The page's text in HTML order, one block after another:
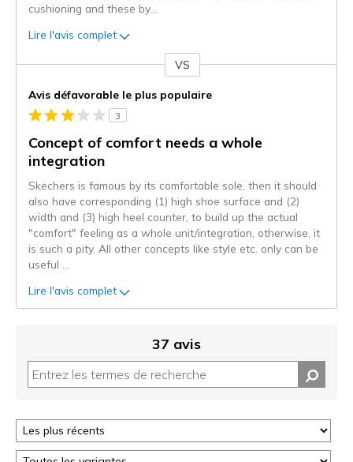
cushioning and these by...
Lire l'avis complet
projecteur
sur
les
critiques
VS
Avis défavorable le plus populaire
3
Concept of comfort needs a whole
integration
Skechers is famous by its comfortable sole, then it should
also have corresponding (1) high shoe surface and (2)
width and (3) high heel counter, to build up the actual
"comfort" feeling as a whole unit/integration, otherwise, it
is such a pity. All other concepts like style etc. only can be
useful
Lire l'avis complet
37 avis